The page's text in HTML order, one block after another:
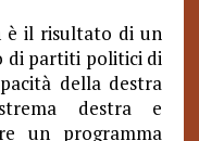
è il risultato di un
di partiti politici di
della destra
destra e
un programma